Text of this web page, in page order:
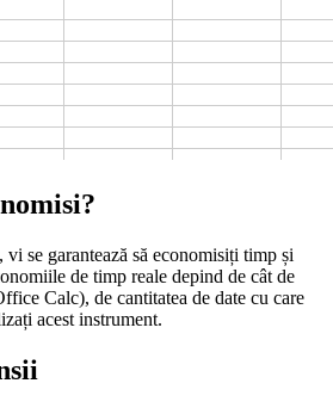
se garantează să economisiți timp și
de timp reale depind de cât de
Calc), de cantitatea de date cu care
acest instrument.